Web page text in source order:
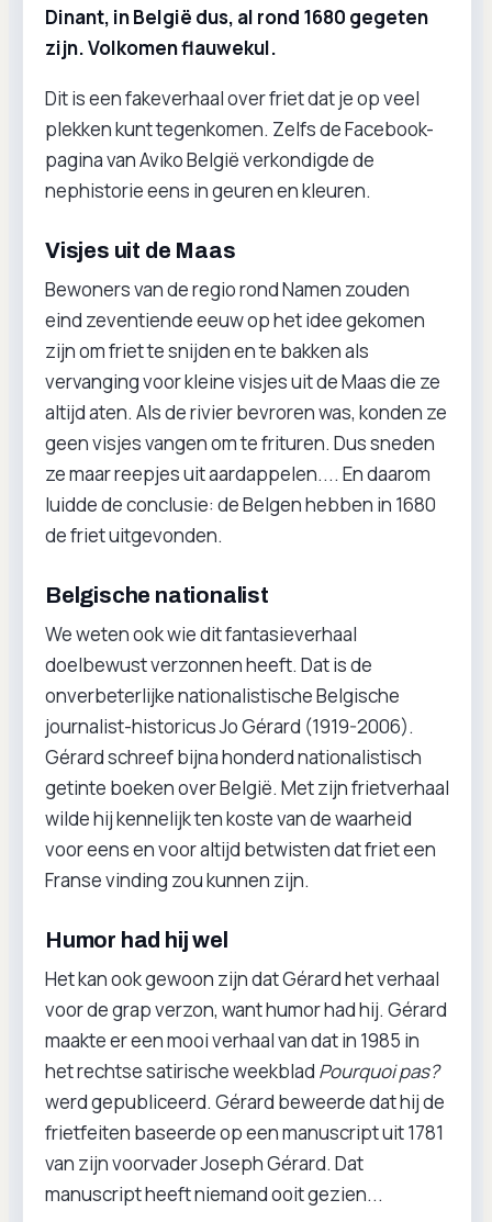
Dinant, in België dus, al rond 1680 gegeten
zijn. Volkomen flauwekul.
Dit is een fakeverhaal over friet dat je op veel
plekken kunt tegenkomen. Zelfs de Facebook-
pagina van Aviko België verkondigde de
nephistorie eens in geuren en kleuren.
Visjes uit de Maas
Bewoners van de regio rond Namen zouden
eind zeventiende eeuw op het idee gekomen
zijn om friet te snijden en te bakken als
vervanging voor kleine visjes uit de Maas die ze
altijd aten. Als de rivier bevroren was, konden ze
geen visjes vangen om te frituren. Dus sneden
ze maar reepjes uit aardappelen.... En daarom
luidde de conclusie: de Belgen hebben in 1680
de friet uitgevonden.
Belgische nationalist
We weten ook wie dit fantasieverhaal
doelbewust verzonnen heeft. Dat is de
onverbeterlijke nationalistische Belgische
journalist-historicus Jo Gérard (1919-2006).
Gérard schreef bijna honderd nationalistisch
getinte boeken over België. Met zijn frietverhaal
wilde hij kennelijk ten koste van de waarheid
voor eens en voor altijd betwisten dat friet een
Franse vinding zou kunnen zijn.
Humor had hij wel
Het kan ook gewoon zijn dat Gérard het verhaal
voor de grap verzon, want humor had hij. Gérard
maakte er een mooi verhaal van dat in 1985 in
het rechtse satirische weekblad Pourquoi pas?
werd gepubliceerd. Gérard beweerde dat hij de
frietfeiten baseerde op een manuscript uit 1781
van zijn voorvader Joseph Gérard. Dat
manuscript heeft niemand ooit gezien...